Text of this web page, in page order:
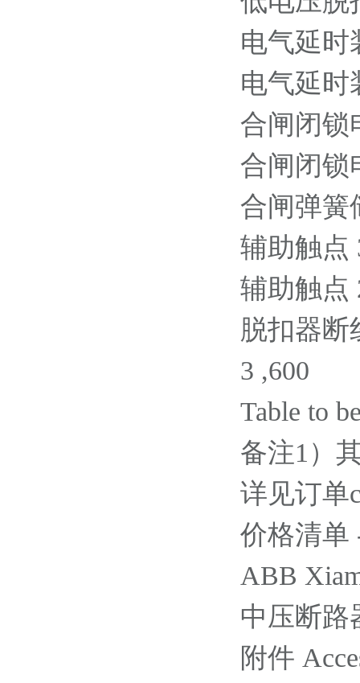
电气延时
电气延时
合闸闭锁
合闸闭锁
合闸弹簧
辅助触点
辅助触点
脱扣器断
3 ,600
Table to
备注1）
详见订单
价格清单
ABB
中压断路
附件